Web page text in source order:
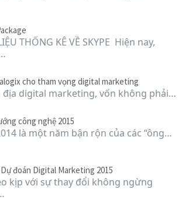
THỐNG KÊ VỀ SKYPE Hiện nay,
cho tham vọng digital marketing
digital marketing, vốn không phải…
công nghệ 2015
là một năm bận rộn của các “ông…
Dự đoán Digital Marketing 2015
kịp với sự thay đổi không ngừng